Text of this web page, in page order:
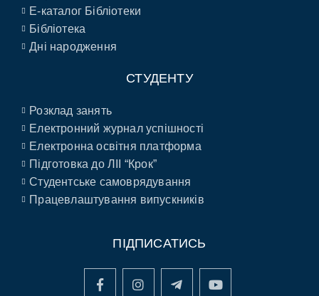
E-каталог Бібліотеки
Бібліотека
Дні народження
СТУДЕНТУ
Розклад занять
Електронний журнал успішності
Електронна освітня платформа
Підготовка до ЛІІ “Крок”
Студентське самоврядування
Працевлаштування випускників
ПІДПИСАТИСЬ